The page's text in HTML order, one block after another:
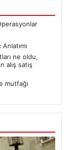
ne oldu,
alış satış
mutfağı